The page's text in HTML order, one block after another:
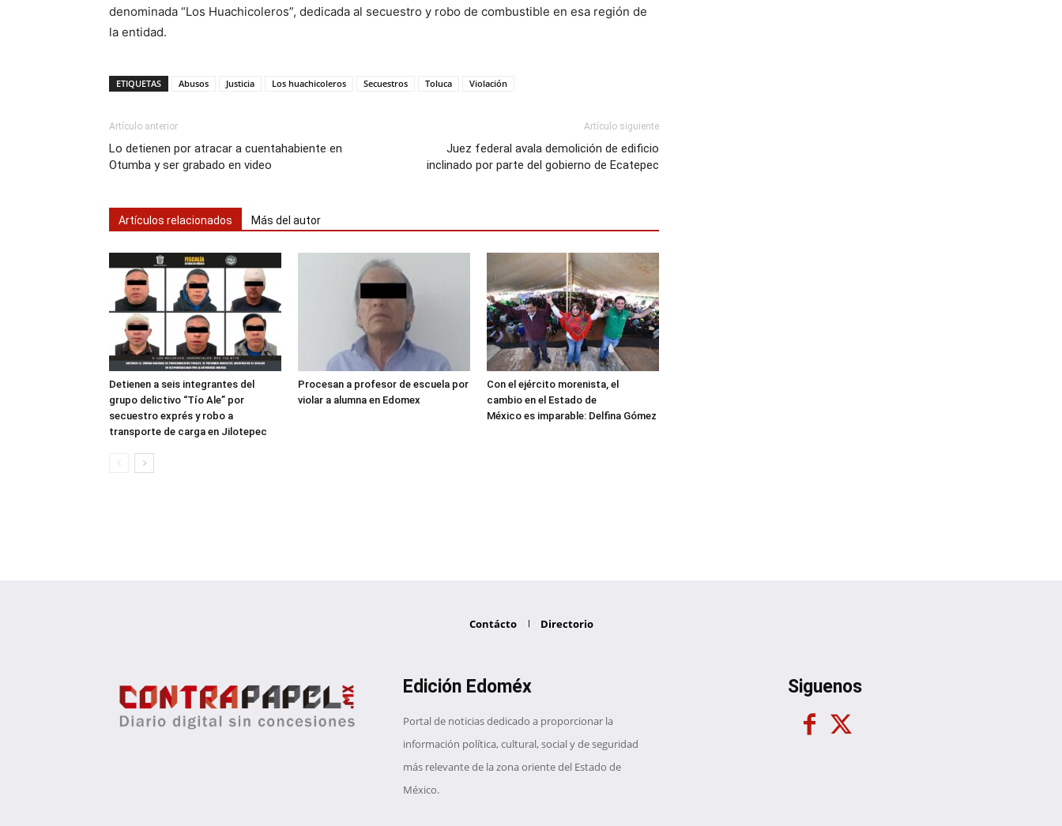
denominada “Los Huachicoleros”, dedicada al secuestro y robo de combustible en esa región de
la entidad.
ETIQUETAS Abusos Justicia Los huachicoleros Secuestros Toluca Violación
Artículo anterior
Lo detienen por atracar a cuentahabiente en
Otumba y ser grabado en video
Artículo siguiente
Juez federal avala demolición de edificio
inclinado por parte del gobierno de Ecatepec
Artículos relacionados Más del autor
Detienen a seis integrantes del
grupo delictivo “Tío Ale” por
secuestro exprés y robo a
transporte de carga en Jilotepec
Procesan a profesor de escuela por
violar a alumna en Edomex
Con el ejército morenista, el
cambio en el Estado de
México es imparable: Delfina Gómez
Contácto Directorio
Edición Edoméx
Portal de noticias dedicado a proporcionar la
información política, cultural, social y de seguridad
más relevante de la zona oriente del Estado de
México.
Siguenos